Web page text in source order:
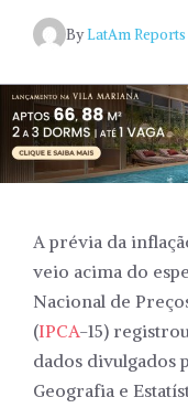
ByLatAm
A prévia da
veio acima do
Nacional de
(IPCA-15)
dados divulgados
Geografia e